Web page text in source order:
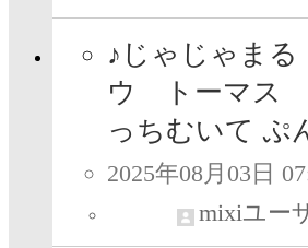
♪じゃじゃま
ウ トーマス
っちむいて ぷ
2025年08月03日
mixiユー